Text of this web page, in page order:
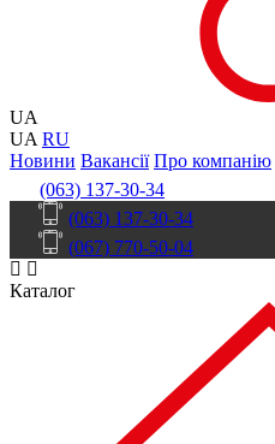
UA
UA RU
Новини Вакансії Про компанію
(063) 137-30-34
(063) 137-30-34
(067) 770-50-04
Каталог